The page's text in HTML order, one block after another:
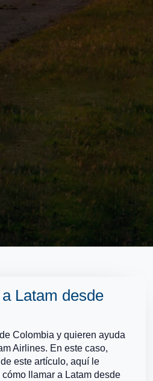
Latam desde
Colombia y quieren ayuda
Airlines. En este caso,
este artículo, aquí le
llamar a Latam desde